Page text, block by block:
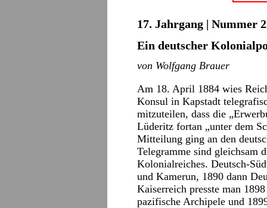
17. Jahrgang | Nummer
Ein deutscher
von Wolfgang Brauer
Am 18. April 1884 wies
Konsul in Kapstadt
mitzuteilen, dass die
Lüderitz fortan „unter dem
Mitteilung ging an den
Telegramme sind gleichsam
Kolonialreiches. Deutsch-
und Kamerun, 1890 dann
Kaiserreich presste man
pazifische Archipele und